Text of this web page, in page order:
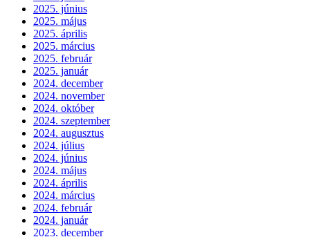
2025. június
2025. május
2025. április
2025. március
2025. február
2025. január
2024. december
2024. november
2024. október
2024. szeptember
2024. augusztus
2024. július
2024. június
2024. május
2024. április
2024. március
2024. február
2024. január
2023. december